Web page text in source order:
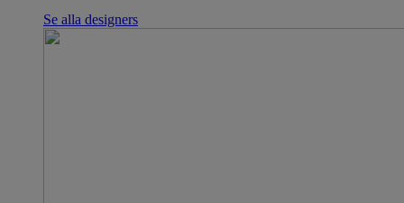
Se alla designers